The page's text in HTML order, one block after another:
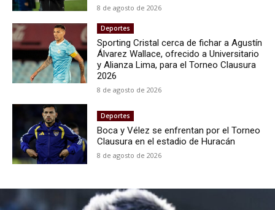
8 de agosto de 2026
Deportes
Sporting Cristal cerca de fichar a Agustín
Álvarez Wallace, ofrecido a Universitario
y Alianza Lima, para el Torneo Clausura
2026
8 de agosto de 2026
Deportes
Boca y Vélez se enfrentan por el Torneo
Clausura en el estadio de Huracán
8 de agosto de 2026